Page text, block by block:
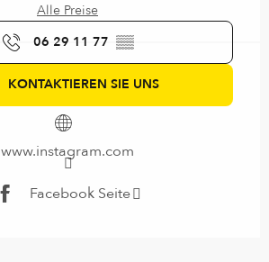
Alle Preise
06 29 11 77 ▒▒
KONTAKTIEREN SIE UNS
www.instagram.com
Facebook Seite